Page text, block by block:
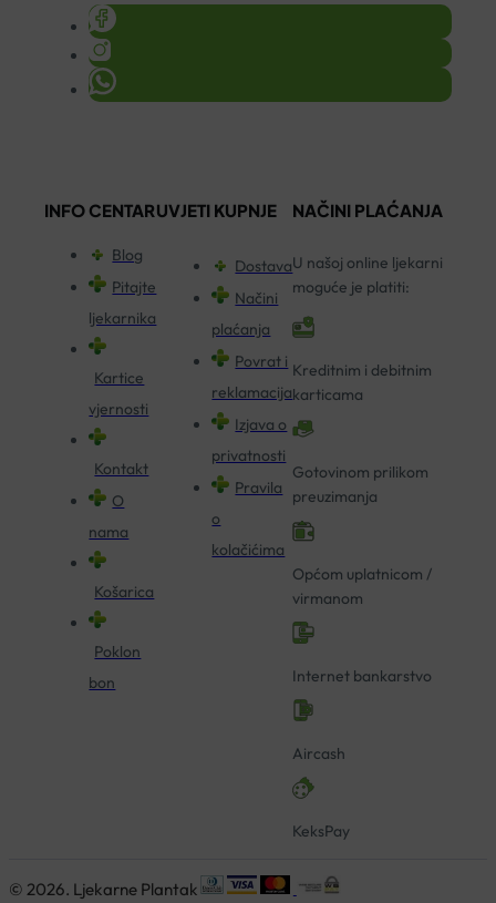
INFO CENTAR
Blog
Pitajte
ljekarnika
Kartice
vjernosti
Kontakt
O
nama
Košarica
Poklon
bon
UVJETI KUPNJE
Dostava
Načini
plaćanja
Povrat i
reklamacija
Izjava o
privatnosti
Pravila
o
kolačićima
NAČINI PLAĆANJA
U našoj online ljekarni
moguće je platiti:
Kreditnim i debitnim
karticama
Gotovinom prilikom
preuzimanja
Općom uplatnicom /
virmanom
Internet bankarstvo
Aircash
KeksPay
© 2026. Ljekarne Plantak